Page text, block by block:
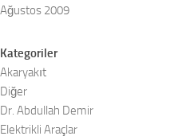
Ağustos 2009
Kategoriler
Akaryakıt
Diğer
Dr. Abdullah Demir
Elektrikli Araçlar